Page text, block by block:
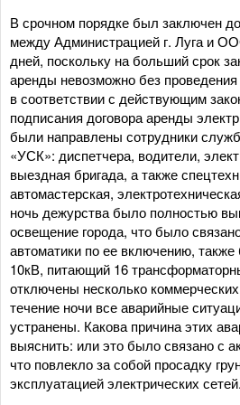
В срочном порядке был заключен
между Администрацией г. Луга и
дней, поскольку на больший срок
аренды невозможно без
в соответствии с действующим
подписания договора аренды
были направлены сотрудники
«УСК»: диспетчера, водители,
выездная бригада, а также
автомастерская,
ночь дежурства было полностью
освещение города, что было
автоматики по ее включению,
10кВ, питающий 16
отключены несколько
течение ночи все аварийные
устранены. Какова причина этих
выяснить: или это было связано с
что повлекло за собой просадку
эксплуатацией электрических сетей.